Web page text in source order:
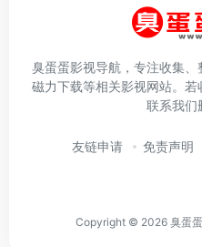
臭蛋蛋影视导航，专注收集
磁力下载等相关影视网站。
联系我们
友链申请 免责声明
Copyright © 2026 臭蛋